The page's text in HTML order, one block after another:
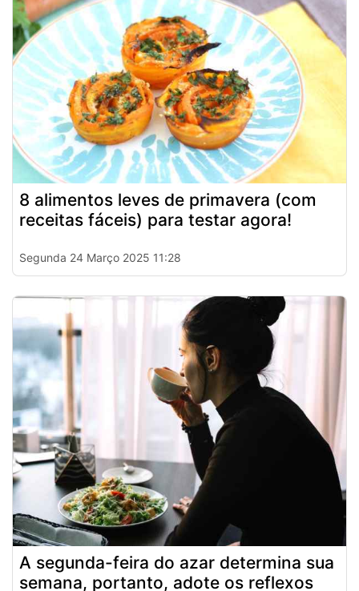
8 alimentos leves de primavera (com
receitas fáceis) para testar agora!
Segunda 24 Março 2025 11:28
A segunda-feira do azar determina sua
semana, portanto, adote os reflexos